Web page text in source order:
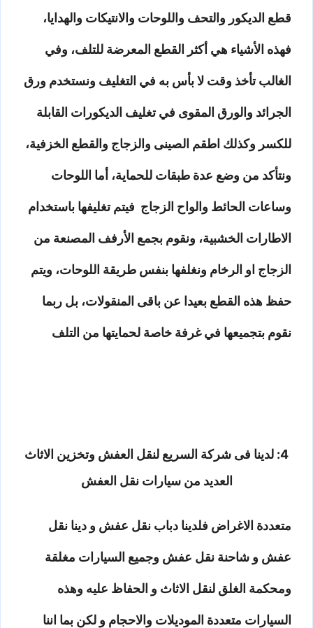
قطع الديكور والتحف واللوحات والانتيكات والهدايا،
فهذه الأشياء هي أكثر القطع المعرضة للتلف، وفي
الغالب تأخذ وقت لا بأس به في التغليف ونستخدم ورق
الجرائد والورق المقوى في تغليف الديكورات القابلة
للكسر وكذلك اطقم الصينى والزجاج والقطع الخزفية،
ونتأكد من وضع عدة طبقات للحماية، أما اللوحات
وساعات الحائط والواح الزجاج فيتم تغليفها باستخدام
الاطارات الخشبية، ونقوم بجمع الأرفف المصنعة من
الزجاج او الرخام ونغلفها بنفس طريقة اللوحات، ويتم
حفظ هذه القطع بعيدا عن باقى المنقولات، بل ربما
نقوم بتجميعها في غرفة خاصة لحمايتها من التلف
4: لدينا فى شركة السريع لنقل العفش وتخزين الاثاث
العديد من سيارات نقل العفش
متعددة الاغراض فلدينا دباب نقل عفش و دينا نقل
عفش و شاحنة نقل عفش وجميع السيارات مغلقة
ومحكمة الغلق لنقل الاثاث و الحفاظ عليه وهذه
السيارات متعددة الموديلات والاحجام و لكن بما اننا